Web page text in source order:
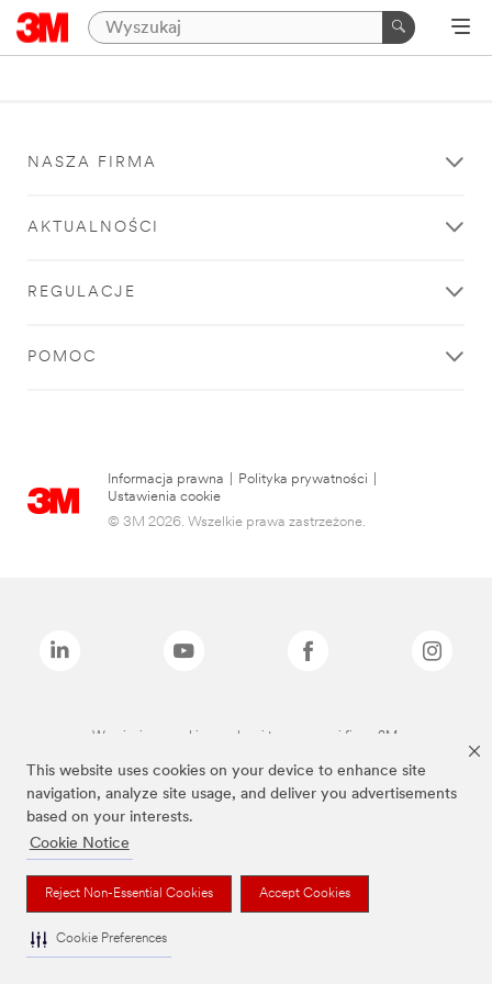
This website uses cookies on your device to enhance site
navigation, analyze site usage, and deliver you advertisements
based on your interests.
Cookie Notice
Reject Non-Essential Cookies Accept Cookies
Cookie Preferences
NASZA FIRMA
AKTUALNOŚCI
REGULACJE
POMOC
Informacja prawna Polityka prywatności
Ustawienia cookie
© 3M 2026. Wszelkie prawa zastrzeżone.
Wymienione marki są znakami towarowymi firmy 3M.